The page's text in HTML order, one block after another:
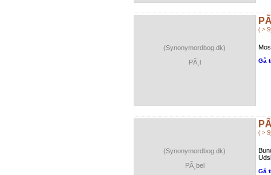
(Synonymordbog.dk)
PÃ¸l
( >
Gå
(Synonymordbog.dk)
PÃ¸bel
( >
Gå